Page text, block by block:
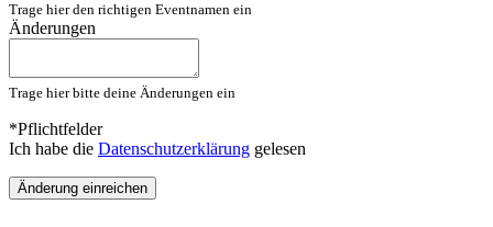
Trage hier den richtigen Eventnamen ein
Änderungen
Trage hier bitte deine Änderungen ein
*Pflichtfelder
Ich habe die Datenschutzerklärung gelesen
Änderung einreichen